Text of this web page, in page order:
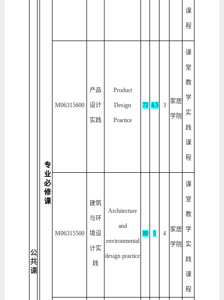
公
共
课
专
业
必
修
课
课
程
M06315600
产品
设计
实践
Product
Design
Practice
72 4.5 3
家居
学院
课
堂
教
学
实
践
课
程
M06315500
建筑
与环
境设
计实
践
Architecture
and
environmental
design practice
80 5 4
家居
学院
课
堂
教
学
实
践
课
程